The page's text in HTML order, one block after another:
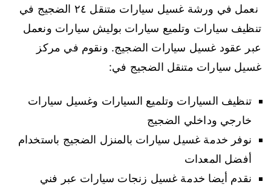
نعمل في ورشة غسيل سيارات متنقل ٢٤ الضجيج في
تنظيف سيارات وتلميع سيارات بوليش سيارات ونعمل
عبر عقود غسيل سيارات الضجيج. ونقوم في مركز
غسيل سيارات متنقل الضجيج في:
تنظيف السيارات وتلميع السيارات وغسيل سيارات
خارجي وداخلي الضجيج
نوفر خدمة غسيل سيارات بالمنزل الضجيج باستخدام
أفضل المعدات
نقدم أيضا خدمة غسيل زنجات سيارات عبر فني